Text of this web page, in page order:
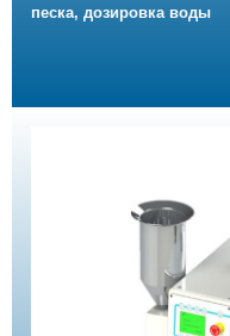
песка, дозировка воды